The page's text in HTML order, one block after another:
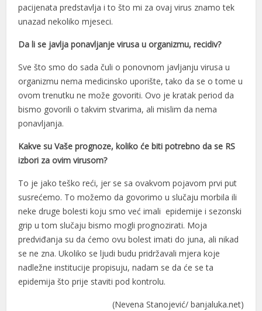
pacijenata predstavlja i to što mi za ovaj virus znamo tek
unazad nekoliko mjeseci.
Da li se javlja ponavljanje virusa u organizmu, recidiv?
Sve što smo do sada čuli o ponovnom javljanju virusa u
organizmu nema medicinsko uporište, tako da se o tome u
ovom trenutku ne može govoriti. Ovo je kratak period da
bismo govorili o takvim stvarima, ali mislim da nema
ponavljanja.
Kakve su Vaše prognoze, koliko će biti potrebno da se RS
izbori za ovim virusom?
To je jako teško reći, jer se sa ovakvom pojavom prvi put
susrećemo. To možemo da govorimo u slučaju morbila ili
neke druge bolesti koju smo već imali epidemije i sezonski
grip u tom slučaju bismo mogli prognozirati. Moja
predviđanja su da ćemo ovu bolest imati do juna, ali nikad
se ne zna. Ukoliko se ljudi budu pridržavali mjera koje
nadležne institucije propisuju, nadam se da će se ta
epidemija što prije staviti pod kontrolu.
(Nevena Stanojević/ banjaluka.net)